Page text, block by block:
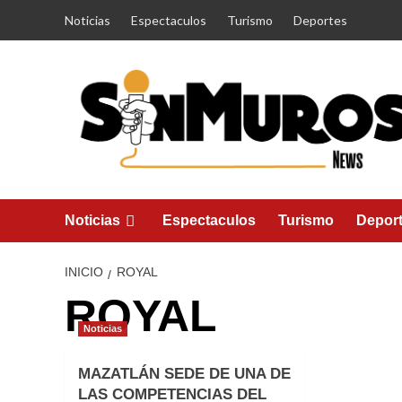
Noticias Espectaculos Turismo Deportes
Noticias Espectaculos Turismo
INICIO ROYAL
ROYAL
Noticias
MAZATLÁN SEDE DE UNA DE
LAS COMPETENCIAS DEL